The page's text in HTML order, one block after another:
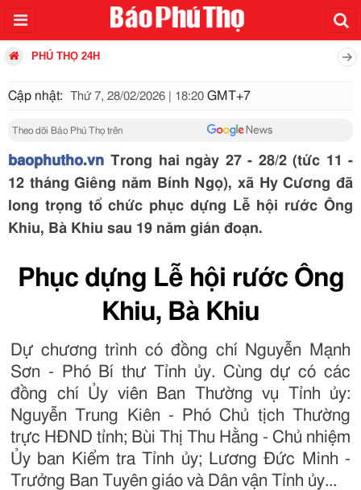
PHÚ THỌ 24H
Cập nhật: Thứ 7, 28/02/2026 | 18:20 GMT+7
Theo dõi Báo Phú Thọ trên
baophutho.vn Trong hai ngày 27 - 28/2 (tức 11 -
12 tháng Giêng năm Bính Ngọ), xã Hy Cương đã
long trọng tổ chức phục dựng Lễ hội rước Ông
Khiu, Bà Khiu sau 19 năm gián đoạn.
Phục dựng Lễ hội rước Ông
Khiu, Bà Khiu
Dự chương trình có đồng chí Nguyễn Mạnh
Sơn - Phó Bí thư Tỉnh ủy. Cùng dự có các
đồng chí Ủy viên Ban Thường vụ Tỉnh ủy:
Nguyễn Trung Kiên - Phó Chủ tịch Thường
trực HĐND tỉnh; Bùi Thị Thu Hằng - Chủ nhiệm
Ủy ban Kiểm tra Tỉnh ủy; Lương Đức Minh -
Trưởng Ban Tuyên giáo và Dân vận Tỉnh ủy...